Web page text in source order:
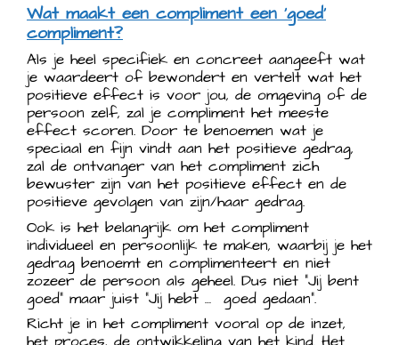
Wat maakt een compliment een ‘goed’
compliment?
Als je heel specifiek en concreet aangeeft wat
je waardeert of bewondert en vertelt wat het
positieve effect is voor jou, de omgeving of de
persoon zelf, zal je compliment het meeste
effect scoren. Door te benoemen wat je
speciaal en fijn vindt aan het positieve gedrag,
zal de ontvanger van het compliment zich
bewuster zijn van het positieve effect en de
positieve gevolgen van zijn/haar gedrag.
Ook is het belangrijk om het compliment
individueel en persoonlijk te maken, waarbij je het
gedrag benoemt en complimenteert en niet
zozeer de persoon als geheel. Dus niet “Jij bent
goed” maar juist “Jij hebt … goed gedaan”.
Richt je in het compliment vooral op de inzet,